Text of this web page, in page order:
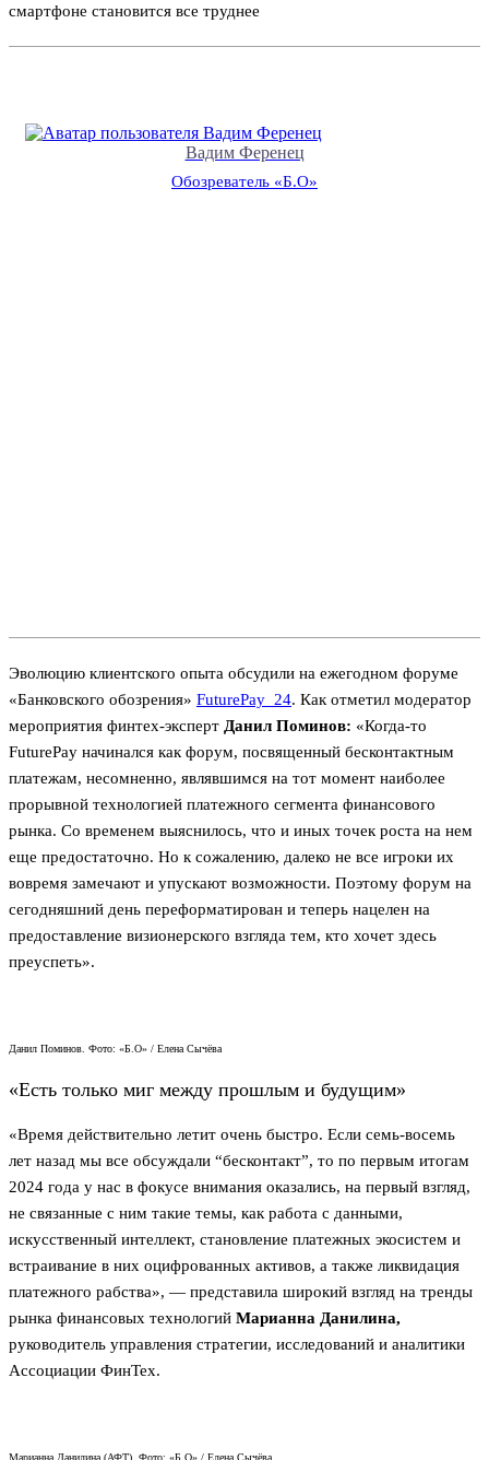
смартфоне становится все труднее
Вадим Ференец
Обозреватель «Б.О»
Эволюцию клиентского опыта обсудили на ежегодном форуме
«Банковского обозрения» FuturePay_24. Как отметил модератор
мероприятия финтех-эксперт Данил Поминов: «Когда-то
FuturePay начинался как форум, посвященный бесконтактным
платежам, несомненно, являвшимся на тот момент наиболее
прорывной технологией платежного сегмента финансового
рынка. Со временем выяснилось, что и иных точек роста на нем
еще предостаточно. Но к сожалению, далеко не все игроки их
вовремя замечают и упускают возможности. Поэтому форум на
сегодняшний день переформатирован и теперь нацелен на
предоставление визионерского взгляда тем, кто хочет здесь
преуспеть».
Данил Поминов. Фото: «Б.О» / Елена Сычёва
«Есть только миг между прошлым и будущим»
«Время действительно летит очень быстро. Если семь-восемь
лет назад мы все обсуждали “бесконтакт”, то по первым итогам
2024 года у нас в фокусе внимания оказались, на первый взгляд,
не связанные с ним такие темы, как работа с данными,
искусственный интеллект, становление платежных экосистем и
встраивание в них оцифрованных активов, а также ликвидация
платежного рабства», — представила широкий взгляд на тренды
рынка финансовых технологий Марианна Данилина,
руководитель управления стратегии, исследований и аналитики
Ассоциации ФинТех.
Марианна Данилина (АФТ). Фото: «Б.О» / Елена Сычёва